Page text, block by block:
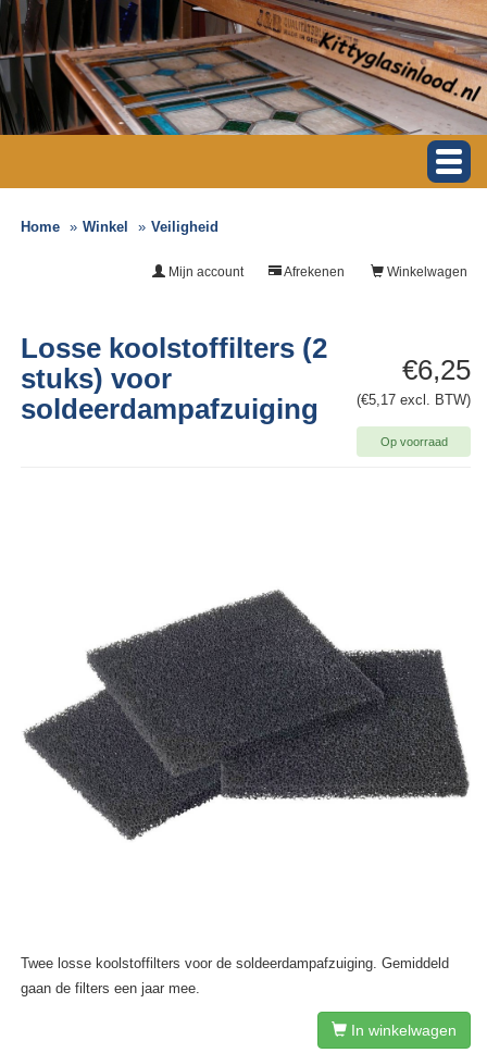
Home Winkel Veiligheid
Winkelwagen
Afrekenen
Mijn account
€6,25
(€5,17 excl. BTW)
Op voorraad
Losse koolstoffilters (2
stuks) voor
soldeerdampafzuiging
Twee losse koolstoffilters voor de soldeerdampafzuiging. Gemiddeld
gaan de filters een jaar mee.
In winkelwagen